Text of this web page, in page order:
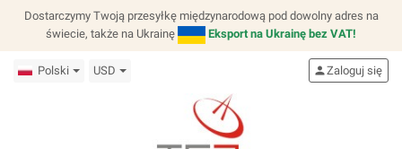
Dostarczymy Twoją przesyłkę międzynarodową pod dowolny adres na
świecie, także na Ukrainę
Eksport na Ukrainę bez VAT!
Polski USD personZaloguj się